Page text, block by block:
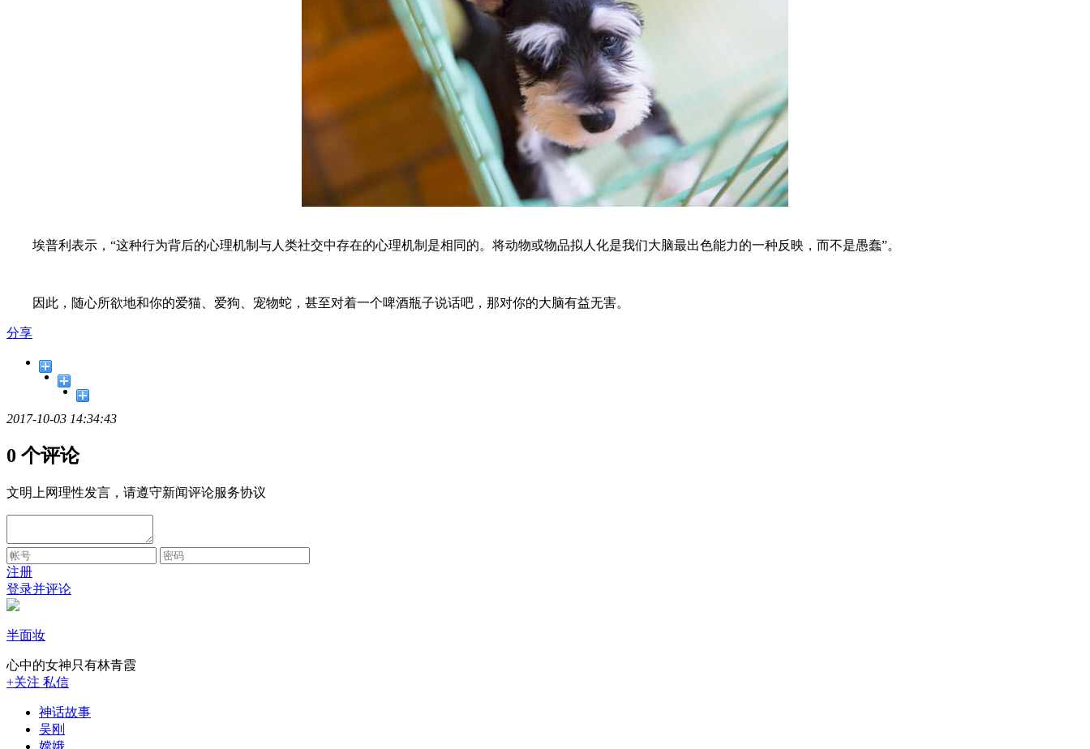
埃普利表示，“这种行为背后的心理机制与人类社交中存在的心理机制是相同的。将动物或物品拟人化是我们大脑最出色能力的一种反映，而不是愚蠢”。
因此，随心所欲地和你的爱猫、爱狗、宠物蛇，甚至对着一个啤酒瓶子说话吧，那对你的大脑有益无害。
分享
2017-10-03 14:34:43
0 个评论
文明上网理性发言，请遵守新闻评论服务协议
注册
登录并评论
半面妆
心中的女神只有林青霞
+关注 私信
神话故事
吴刚
嫦娥